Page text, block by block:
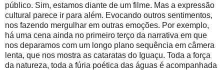
público. Sim, estamos diante de um filme. Mas a expressão
cultural parece ir para além. Evocando outros sentimentos,
nos fazendo mergulhar em outras emoções. Por exemplo,
há uma cena ainda no primeiro terço da narrativa em que
nos deparamos com um longo plano sequência em câmera
lenta, que nos mostra as cataratas do Iguaçu. Toda a força
da natureza, toda a fúria poética das águas é acompanhada